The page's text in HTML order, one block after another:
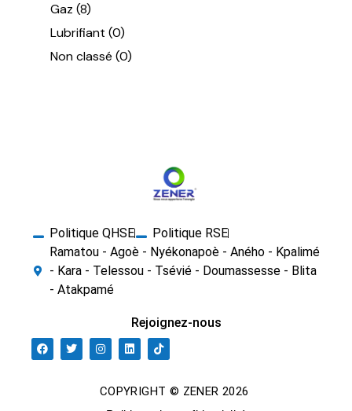
Gaz (8)
Lubrifiant (0)
Non classé (0)
Politique QHSE
Politique RSE
Ramatou - Agoè - Nyékonapoè - Aného - Kpalimé
- Kara - Telessou - Tsévié - Doumassesse - Blita
- Atakpamé
Rejoignez-nous
COPYRIGHT © ZENER 2026